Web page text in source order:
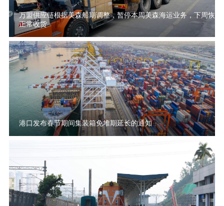
万盟供应链根据美森船期调整，暂停本周美森海运业务，下周恢复
正常收货
港口发布春节期间集装箱免堆期延长的通知